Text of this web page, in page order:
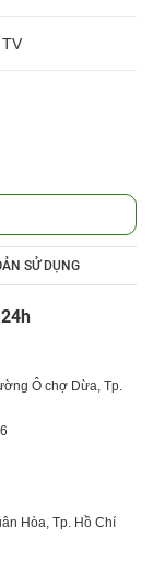
SỬ DỤNG
Ô chợ Dừa, Tp.
Hòa, Tp. Hồ Chí